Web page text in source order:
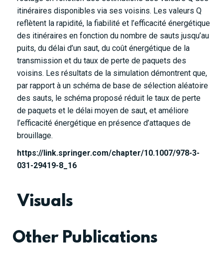
itinéraires disponibles via ses voisins. Les valeurs Q
reflètent la rapidité, la fiabilité et l’efficacité énergétique
des itinéraires en fonction du nombre de sauts jusqu’au
puits, du délai d’un saut, du coût énergétique de la
transmission et du taux de perte de paquets des
voisins. Les résultats de la simulation démontrent que,
par rapport à un schéma de base de sélection aléatoire
des sauts, le schéma proposé réduit le taux de perte
de paquets et le délai moyen de saut, et améliore
l’efficacité énergétique en présence d’attaques de
brouillage.
https://link.springer.com/chapter/10.1007/978-3-
031-29419-8_16
Visuals
Other Publications